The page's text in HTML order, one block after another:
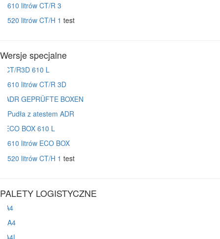
610 litrów CT/R 3
520 litrów CT/H 1 test
Wersje specjalne
610 litrów CT/R 3D
Pudła z atestem ADR
610 litrów ECO BOX
520 litrów CT/H 1 test
PALETY LOGISTYCZNE
A4